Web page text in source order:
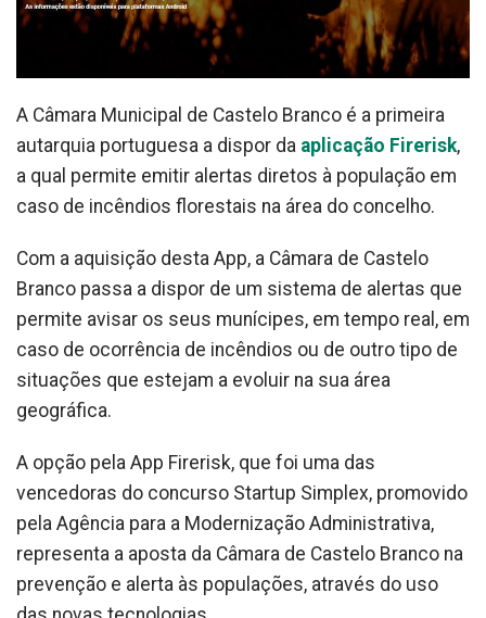
A Câmara Municipal de Castelo Branco é a primeira
autarquia portuguesa a dispor da aplicação Firerisk,
a qual permite emitir alertas diretos à população em
caso de incêndios florestais na área do concelho.
Com a aquisição desta App, a Câmara de Castelo
Branco passa a dispor de um sistema de alertas que
permite avisar os seus munícipes, em tempo real, em
caso de ocorrência de incêndios ou de outro tipo de
situações que estejam a evoluir na sua área
geográfica.
A opção pela App Firerisk, que foi uma das
vencedoras do concurso Startup Simplex, promovido
pela Agência para a Modernização Administrativa,
representa a aposta da Câmara de Castelo Branco na
prevenção e alerta às populações, através do uso